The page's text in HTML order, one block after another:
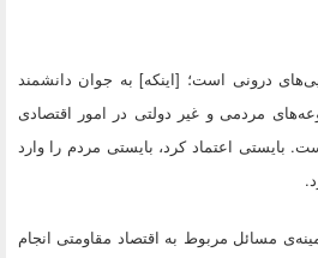
درونى است؛ [اینکه‌] به جوان دانشمند
مردمى و غیر دولتى در امور اقتصادى
بایستى اعتماد کرد، بایستى مردم را وارد
مسائل مربوط به اقتصاد مقاومتى انجام